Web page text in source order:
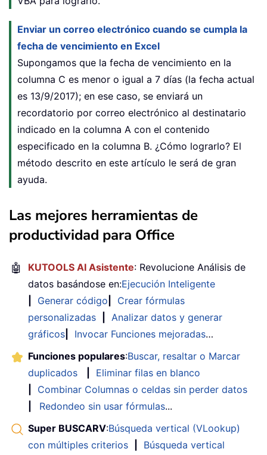
Enviar un correo electrónico cuando se cumpla la
fecha de vencimiento en Excel
Supongamos que la fecha de vencimiento en la
columna C es menor o igual a 7 días (la fecha actual
es 13/9/2017); en ese caso, se enviará un
recordatorio por correo electrónico al destinatario
indicado en la columna A con el contenido
especificado en la columna B. ¿Cómo lograrlo? El
método descrito en este artículo le será de gran
ayuda.
Las mejores herramientas de
productividad para Office
🤖 KUTOOLS AI Asistente: Revolucione Análisis de
datos basándose en:Ejecución Inteligente
Generar código
Crear fórmulas
personalizadas
Analizar datos y generar
gráficos
Invocar Funciones mejoradas…
Funciones populares:Buscar, resaltar o Marcar
duplicados
Eliminar filas en blanco
Combinar Columnas o celdas sin perder datos
Redondeo sin usar fórmulas...
Super BUSCARV:Búsqueda vertical (VLookup)
con múltiples criterios
Búsqueda vertical